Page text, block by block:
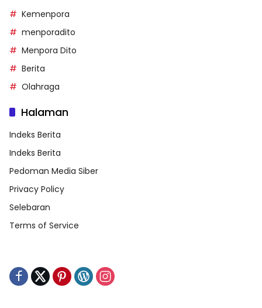
Kemenpora
menporadito
Menpora Dito
Berita
Olahraga
Halaman
Indeks Berita
Indeks Berita
Pedoman Media Siber
Privacy Policy
Selebaran
Terms of Service